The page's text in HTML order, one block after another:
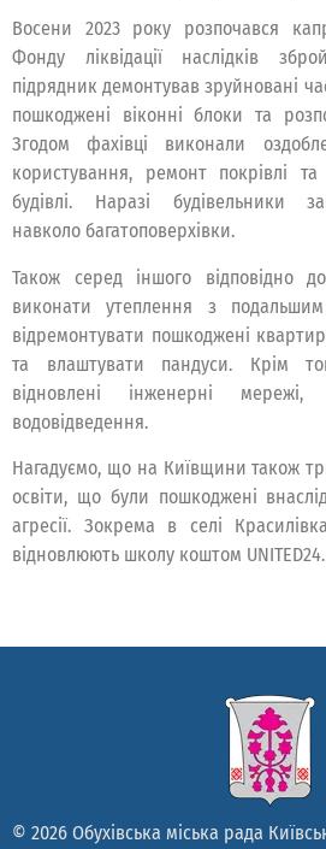
Восени 2023 року розпочався
Фонду ліквідації наслідків
підрядник демонтував зруйновані
пошкоджені віконні блоки та
Згодом фахівці виконали
користування, ремонт покрівлі
будівлі. Наразі будівельники
навколо багатоповерхівки.
Також серед іншого відповідно
виконати утеплення з
відремонтувати пошкоджені
та влаштувати пандуси. Крім
відновлені інженерні мережі,
водовідведення.
Нагадуємо, що на Київщини також
освіти, що були пошкоджені
агресії. Зокрема в селі
відновлюють школу коштом UNITED24.
© 2026 Обухівська міська рада